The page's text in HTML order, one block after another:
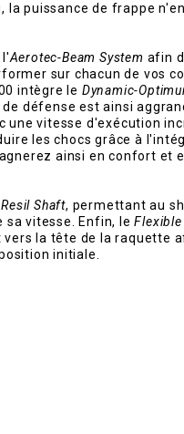
puissance de frappe
l'Aerotec-Beam System afin
sur chacun de vos
intègre le Dynamic-
défense est ainsi
vitesse d'exécution
les chocs grâce à
ainsi en confort et
Resil Shaft, permettant au
sa vitesse. Enfin, leFlexible
la tête de la raquette
initiale.